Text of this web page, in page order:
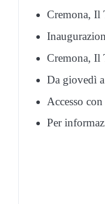
Cremona, Il
Cremona, Il
Da giovedì
Accesso
Per